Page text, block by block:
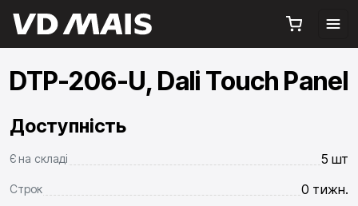
DTP-206-U, Dali Touch Panel
Доступність
Є на складі 5 шт
Строк 0 тижн.